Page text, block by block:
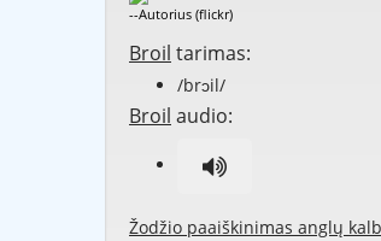
--Autorius (flickr)
Broil tarimas:
/brɔil/
Broil audio:
Žodžio paaiškinimas anglų